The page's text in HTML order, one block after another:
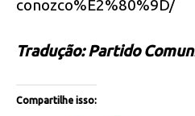
conozco%E2%80%9D/
Tradução: Partido
Compartilhe isso: